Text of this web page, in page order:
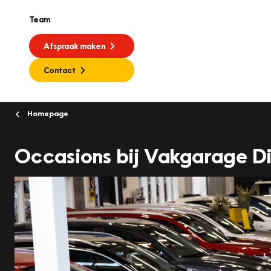
Team
Afspraak maken
Contact
Homepage
Occasions bij Vakgarage